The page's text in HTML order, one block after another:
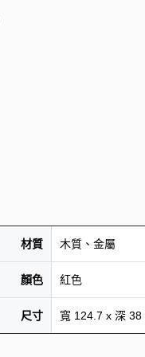
材質 木質、金屬
顏色 紅色
尺寸 寬 124.7 x 深